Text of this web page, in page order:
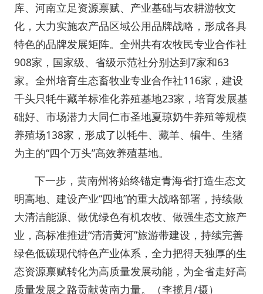
库、河南立足资源禀赋、产业基础与农耕游牧文
化，大力实施农产品区域公用品牌战略，形成各具
特色的品牌发展矩阵。全州共有农牧民专业合作社
908家，国家级、省级示范社分别达到7家和63
家。全州培育生态畜牧业专业合作社116家，建设
千头只牦牛藏羊标准化养殖基地23家，培育发展基
础好、市场潜力大同仁市圣地夏琼奶牛养殖等规模
养殖场138家，形成了以牦牛、藏羊、犏牛、生猪
为主的“四个万头”高效养殖基地。
下一步，黄南州将始终锚定青海省打造生态文
明高地、 建设产业“四地”的重大战略部署 ，持续做
大清洁能源、做优绿色有机农牧、做强生态文旅产
业，高标准推进“清清黄河”旅游带建设，持续完善
绿色低碳现代特色产业体系，全力把得天独厚的生
态资源禀赋转化为高质量发展动能，为全省走好高
质量发展之路贡献黄南力量。（李揽月/摄）